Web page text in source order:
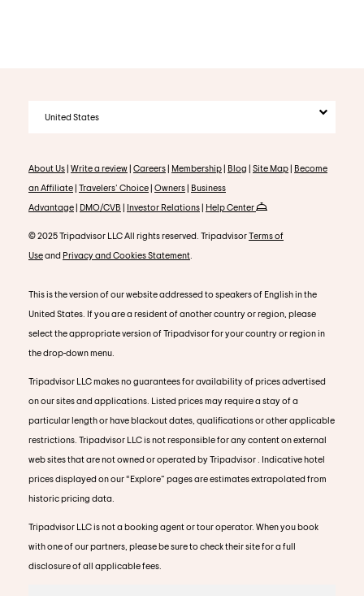
United States
About Us| Write a review| Careers| Membership| Blog | Site Map| Become
an Affiliate| Travelers' Choice| Owners| Business
Advantage| DMO/CVB | Investor Relations| Help Center
© 2025 Tripadvisor LLC All rights reserved. TripadvisorTerms of
Useand Privacy and Cookies Statement
This is the version of our website addressed to speakers of English in the
United States. If you are a resident of another country or region, please
select the appropriate version of Tripadvisor for your country or region in
the drop-down menu.
Tripadvisor LLC makes no guarantees for availability of prices advertised
on our sites and applications. Listed prices may require a stay of a
particular length or have blackout dates, qualifications or other applicable
restrictions. Tripadvisor LLC is not responsible for any content on external
web sites that are not owned or operated by Tripadvisor . Indicative hotel
prices displayed on our “Explore” pages are estimates extrapolated from
historic pricing data.
Tripadvisor LLC is not a booking agent or tour operator. When you book
with one of our partners, please be sure to check their site for a full
disclosure of all applicable fees.